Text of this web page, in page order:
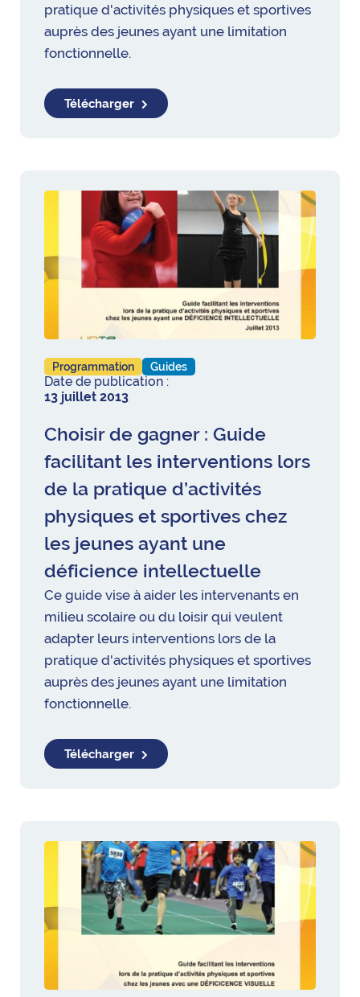
pratique d'activités physiques et sportives
auprès des jeunes ayant une limitation
fonctionnelle.
Télécharger
Programmation Guides
Date de publication :
13 juillet 2013
Choisir de gagner : Guide
facilitant les interventions lors
de la pratique d’activités
physiques et sportives chez
les jeunes ayant une
déficience intellectuelle
Ce guide vise à aider les intervenants en
milieu scolaire ou du loisir qui veulent
adapter leurs interventions lors de la
pratique d'activités physiques et sportives
auprès des jeunes ayant une limitation
fonctionnelle.
Télécharger